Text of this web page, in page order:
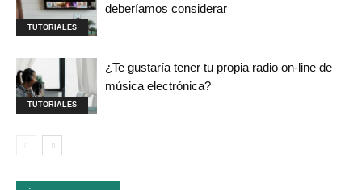
TUTORIALES
deberíamos considerar
TUTORIALES
¿Te gustaría tener tu propia radio on-line de
música electrónica?